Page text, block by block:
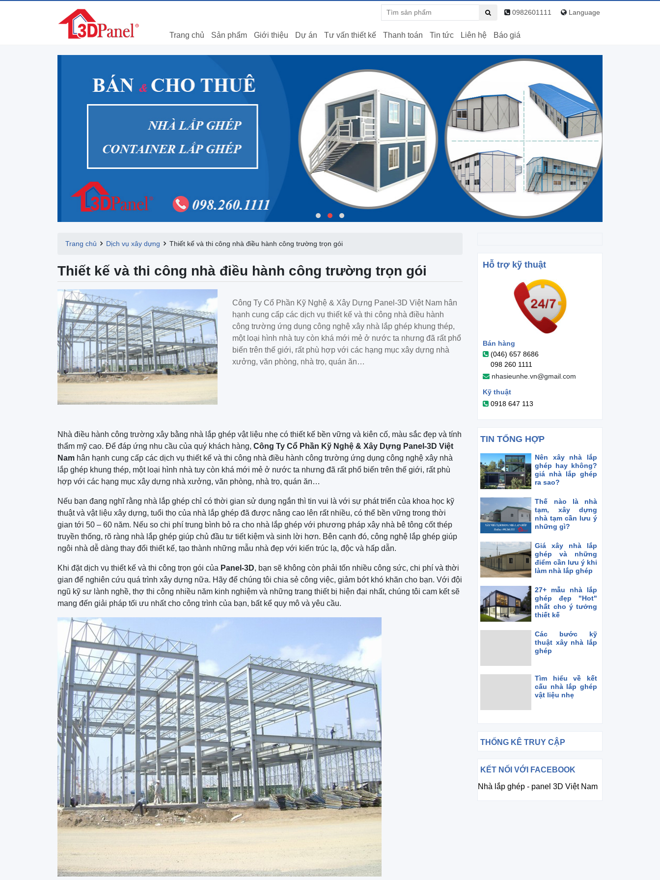
0982601111 Language
Trang chủ Sản phẩm Giới thiệu Dự án Tư vấn thiết kế Thanh toán Tin tức Liên hệ Báo giá
Trang chủ Dịch vụ xây dựng Thiết kế và thi công nhà điều hành công trường trọn gói
Thiết kế và thi công nhà điều hành công trường trọn gói
Công Ty Cổ Phần Kỹ Nghệ & Xây Dựng Panel-3D Việt Nam hân
hạnh cung cấp các dịch vụ thiết kế và thi công nhà điều hành
công trường ứng dụng công nghệ xây nhà lắp ghép khung thép,
một loại hình nhà tuy còn khá mới mẻ ở nước ta nhưng đã rất phổ
biến trên thế giới, rất phù hợp với các hạng mục xây dựng nhà
xưởng, văn phòng, nhà trọ, quán ăn…
Nhà điều hành công trường xây bằng nhà lắp ghép vật liệu nhẹ có thiết kế bền vững và kiên cố, màu sắc đẹp và tính
thẩm mỹ cao. Để đáp ứng nhu cầu của quý khách hàng, Công Ty Cổ Phần Kỹ Nghệ & Xây Dựng Panel-3D Việt
Nam hân hạnh cung cấp các dịch vụ thiết kế và thi công nhà điều hành công trường ứng dụng công nghệ xây nhà
lắp ghép khung thép, một loại hình nhà tuy còn khá mới mẻ ở nước ta nhưng đã rất phổ biến trên thế giới, rất phù
hợp với các hạng mục xây dựng nhà xưởng, văn phòng, nhà trọ, quán ăn…
Nếu bạn đang nghĩ rằng nhà lắp ghép chỉ có thời gian sử dụng ngắn thì tin vui là với sự phát triển của khoa học kỹ
thuật và vật liệu xây dựng, tuổi thọ của nhà lắp ghép đã được nâng cao lên rất nhiều, có thể bền vững trong thời
gian tới 50 – 60 năm. Nếu so chi phí trung bình bỏ ra cho nhà lắp ghép với phương pháp xây nhà bê tông cốt thép
truyền thống, rõ ràng nhà lắp ghép giúp chủ đầu tư tiết kiệm và sinh lời hơn. Bên cạnh đó, công nghệ lắp ghép giúp
ngôi nhà dễ dàng thay đổi thiết kế, tạo thành những mẫu nhà đẹp với kiến trúc lạ, độc và hấp dẫn.
Khi đặt dịch vụ thiết kế và thi công trọn gói của Panel-3D, bạn sẽ không còn phải tốn nhiều công sức, chi phí và thời
gian để nghiên cứu quá trình xây dựng nữa. Hãy để chúng tôi chia sẻ công việc, giảm bớt khó khăn cho bạn. Với đội
ngũ kỹ sư lành nghề, thợ thi công nhiều năm kinh nghiệm và những trang thiết bị hiện đại nhất, chúng tôi cam kết sẽ
mang đến giải pháp tối ưu nhất cho công trình của bạn, bất kể quy mô và yêu cầu.
Hỗ trợ kỹ thuật
Bán hàng
(046) 657 8686
098 260 1111
nhasieunhe.vn@gmail.com
Kỹ thuật
0918 647 113
TIN TỔNG HỢP
Nên xây nhà lắp
ghép hay không?
giá nhà lắp ghép
ra sao?
Thế nào là nhà
tạm, xây dựng
nhà tạm cần lưu ý
những gì?
Giá xây nhà lắp
ghép và những
điểm cần lưu ý khi
làm nhà lắp ghép
27+ mẫu nhà lắp
ghép đẹp "Hot"
nhất cho ý tưởng
thiết kế
Các bước kỹ
thuật xây nhà lắp
ghép
Tìm hiểu về kết
cấu nhà lắp ghép
vật liệu nhẹ
THỐNG KÊ TRUY CẬP
KẾT NỐI VỚI FACEBOOK
Nhà lắp ghép - panel 3D Việt Nam